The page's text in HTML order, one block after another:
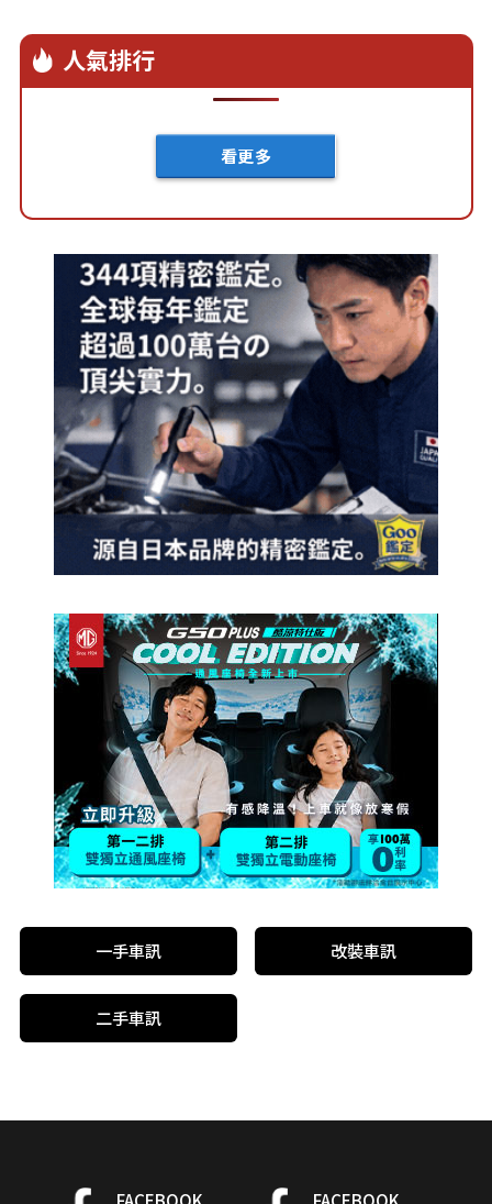
人氣排行
看更多
一手車訊 改裝車訊
二手車訊